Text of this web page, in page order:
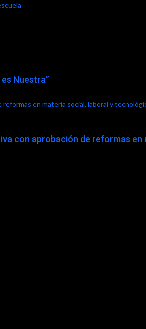
Nuestra”
en materia social, laboral y
con aprobación de reformas